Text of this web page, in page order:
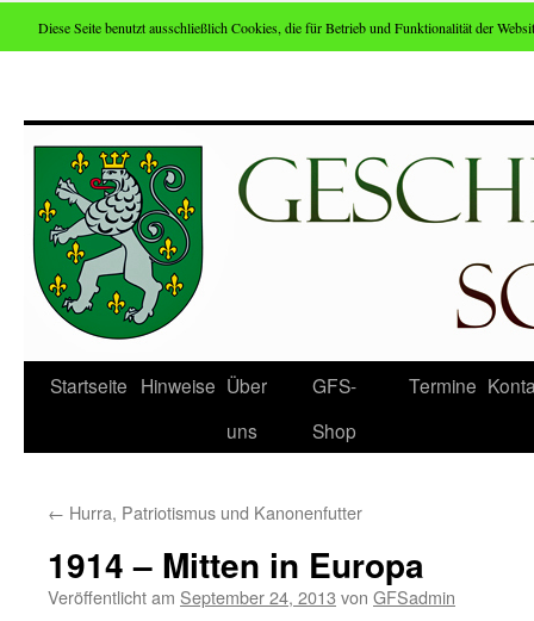
Zum
Inhalt
Startseite Hinweise Über
uns
GFS-
Shop
Termine
← Hurra, Patriotismus und Kanonenfutter
1914 – Mitten in Europa
Veröffentlicht am September 24, 2013 von GFSadmin
Diese Seite benutzt ausschließlich Cookies, die für Betrieb und Funktionalität der